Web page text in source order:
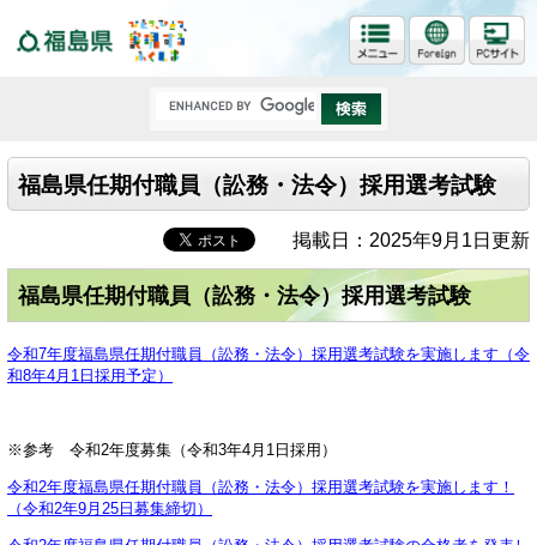
福島県任期付職員（訟務・法令）採用選考試験
掲載日：2025年9月1日更新
福島県任期付職員（訟務・法令）採用選考試験
令和7年度福島県任期付職員（訟務・法令）採用選考試験を実施します（令
和8年4月1日採用予定）
※参考 令和2年度募集（令和3年4月1日採用）
令和2年度福島県任期付職員（訟務・法令）採用選考試験を実施します！
（令和2年9月25日募集締切）